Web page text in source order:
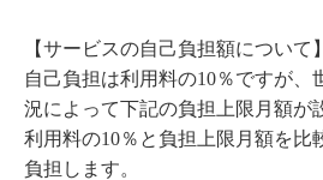
【サービスの自己負担額について】
自己負担は利用料の10％ですが、
況によって下記の負担上限月額が
利用料の10％と負担上限月額を比
負担します。